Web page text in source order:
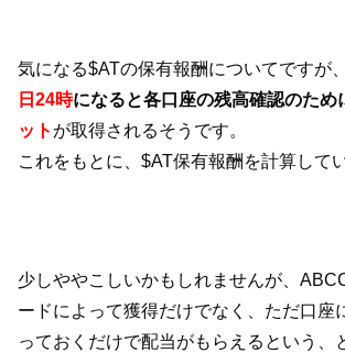
気になる$ATの保有報酬についてですが
日24時になると各口座の残高確認のため
ット が取得されるそうです。
これをもとに、$AT保有報酬を計算して
少しややこしいかもしれませんが、
ードによって獲得だけでなく、ただ口座
っておくだけで配当がもらえるという、